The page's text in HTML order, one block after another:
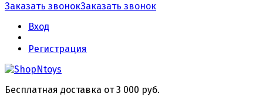
Заказать звонокЗаказать звонок
Вход
Регистрация
Бесплатная доставка от 3 000 руб.